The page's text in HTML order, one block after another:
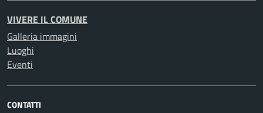
VIVERE IL COMUNE
Galleria immagini
Luoghi
Eventi
CONTATTI